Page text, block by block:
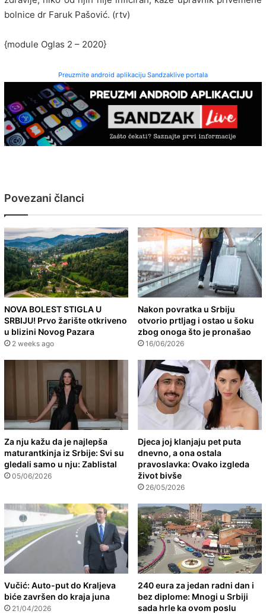
bolnice dr Faruk Pašović. (rtv)
{module Oglas 2 – 2020}
Preuzmite android aplikaciju Sandzaklive portala
Povezani članci
NOVA BOLEST STIGLA U
SRBIJU! Prvo žarište otkriveno
u blizini Novog Pazara
2 weeks ago
Nakon povratka u Srbiju
otvorio prtljag i ostao u šoku
zbog onoga što je pronašao
16/06/2026
Za nju kažu da je najlepša
maturantkinja iz Srbije: Svi su
gledali samo u nju: Zablistal
05/06/2026
Djeca joj klanjaju pet puta
dnevno, a ona ostala
pravoslavka: Ovako izgleda
život bivše
26/05/2026
Vučić: Auto-put do Kraljeva
biće završen do kraja juna
21/04/2026
240 eura za jedan radni dan i
bez diplome: Mnogi u Srbiji
sada hrle ka ovom poslu